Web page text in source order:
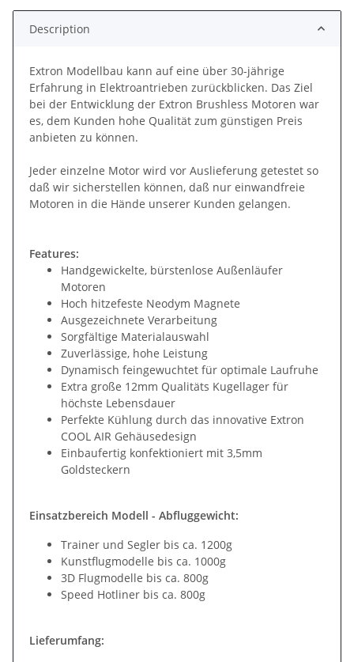
Description
Extron Modellbau kann auf eine über 30-jährige
Erfahrung in Elektroantrieben zurückblicken. Das Ziel
bei der Entwicklung der Extron Brushless Motoren war
es, dem Kunden hohe Qualität zum günstigen Preis
anbieten zu können.
Jeder einzelne Motor wird vor Auslieferung getestet so
daß wir sicherstellen können, daß nur einwandfreie
Motoren in die Hände unserer Kunden gelangen.
Features:
Handgewickelte, bürstenlose Außenläufer
Motoren
Hoch hitzefeste Neodym Magnete
Ausgezeichnete Verarbeitung
Sorgfältige Materialauswahl
Zuverlässige, hohe Leistung
Dynamisch feingewuchtet für optimale Laufruhe
Extra große 12mm Qualitäts Kugellager für
höchste Lebensdauer
Perfekte Kühlung durch das innovative Extron
COOL AIR Gehäusedesign
Einbaufertig konfektioniert mit 3,5mm
Goldsteckern
Einsatzbereich Modell - Abfluggewicht:
Trainer und Segler bis ca. 1200g
Kunstflugmodelle bis ca. 1000g
3D Flugmodelle bis ca. 800g
Speed Hotliner bis ca. 800g
Lieferumfang: